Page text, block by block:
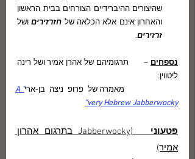
והאחרון אינם אלא הכלאה של חזרזירים ושל
זרזירים.
נספחים
ליטווין:
"A
very Hebrew Jabberwocky"
פטעוני
אמיר)